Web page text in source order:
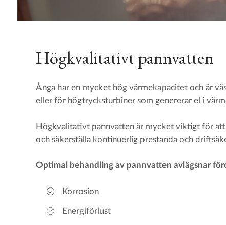
Högkvalitativt pannvatten
Ånga har en mycket hög värmekapacitet och är
eller för högtrycksturbiner som genererar el i
Högkvalitativt pannvatten är mycket viktigt för
och säkerställa kontinuerlig prestanda och
Optimal behandling av pannvatten avlägsnar
Korrosion
Energiförlust